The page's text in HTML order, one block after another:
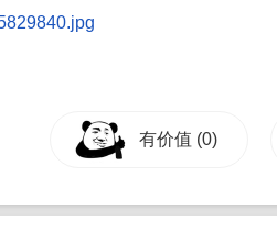
有价值 (0)